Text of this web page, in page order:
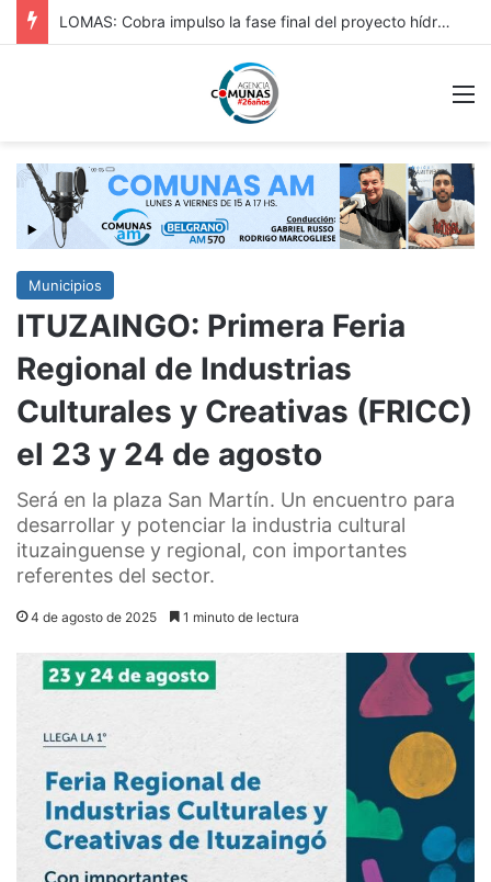
HURLINGAM: IMPORTANTE: REPAVIMENTACIÓN DE VERGARA Y OBRA HIDRÁULICA EN ORIGONE
Municipios
ITUZAINGO: Primera Feria
Regional de Industrias
Culturales y Creativas (FRICC)
el 23 y 24 de agosto
Será en la plaza San Martín. Un encuentro para
desarrollar y potenciar la industria cultural
ituzainguense y regional, con importantes
referentes del sector.
4 de agosto de 2025 1 minuto de lectura